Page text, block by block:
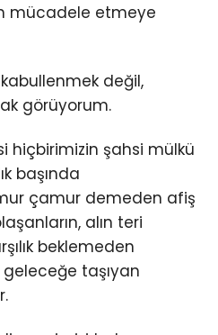
mücadele etmeye
değil,
görüyorum.
hiçbirimizin şahsi mülkü
başında
çamur demeden afiş
alın teri
beklemeden
geleceğe taşıyan